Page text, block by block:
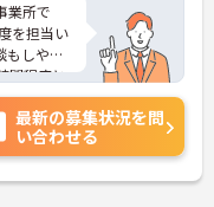
業所で
を担当い
もしやす
間程度と
です。ご
、さらに
談くださ
最新の募集状況を問
い合わせる